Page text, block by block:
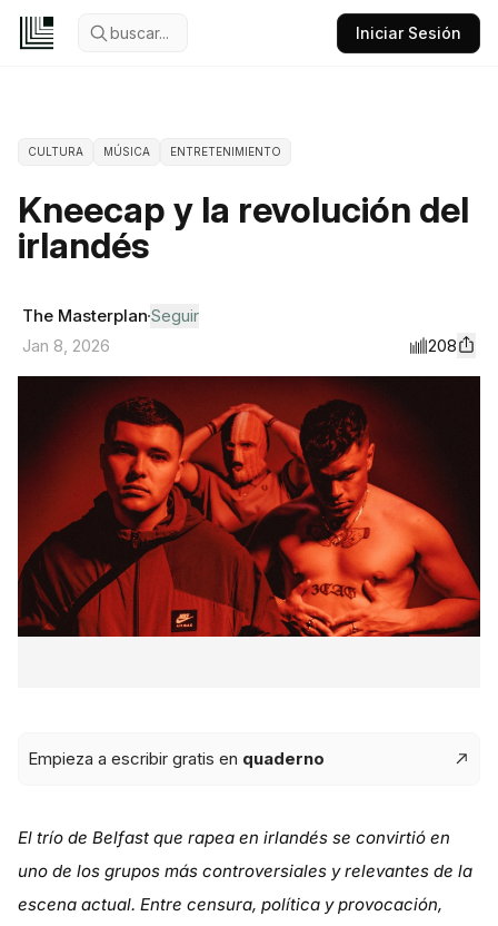
buscar... Iniciar Sesión
CULTURA MÚSICA ENTRETENIMIENTO
Kneecap y la revolución del
irlandés
The Masterplan Seguir
Jan 8, 2026
208
Empieza a escribir gratis en quaderno
El trío de Belfast que rapea en irlandés se convirtió en
uno de los grupos más controversiales y relevantes de la
escena actual. Entre censura, política y provocación,